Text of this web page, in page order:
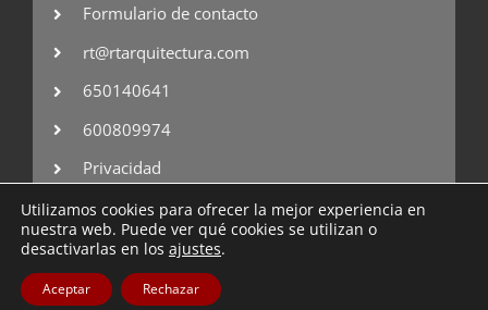
Formulario de contacto
rt@rtarquitectura.com
650140641
600809974
Privacidad
Utilizamos cookies para ofrecer la mejor experiencia en
nuestra web. Puede ver qué cookies se utilizan o
desactivarlas en los ajustes.
Aceptar Rechazar